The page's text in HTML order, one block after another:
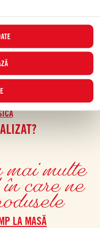
multe
care ne
LA MASĂ